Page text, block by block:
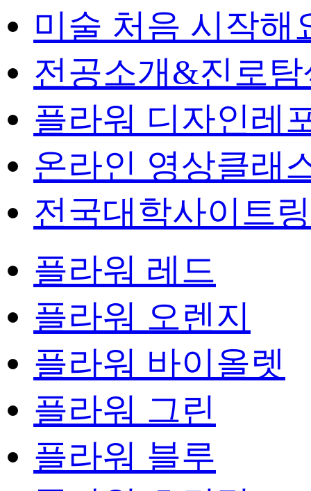
미술 처음 시작해
전공소개&진로
플라워 디자인레
온라인 영상클래
전국대학사이트
플라워 레드
플라워 오렌지
플라워 바이올렛
플라워 그린
플라워 블루